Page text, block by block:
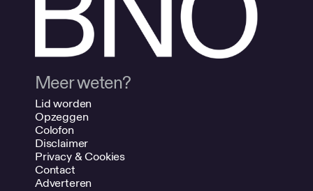
Meer weten?
Lid worden
Opzeggen
Colofon
Disclaimer
Privacy & Cookies
Contact
Adverteren